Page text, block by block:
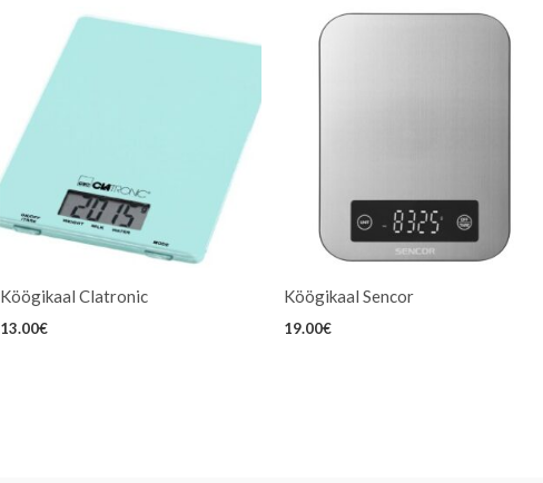
Köögikaal Clatronic
13.00€
Köögikaal Sencor
19.00€